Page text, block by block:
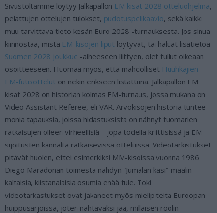
Sivustoltamme löytyy Jalkapallon EM kisat 2028 otteluohjelma,
pelattujen ottelujen tulokset, pudotuspelikaavio, sekä kaikki
muu tarvittava tieto kesän Euro 2028 -turnauksesta. Jos sinua
kiinnostaa, mistä EM-kisojen liput löytyvät, tai haluat lisätietoa
Suomen 2028 joukkue -aiheeseen liittyen, olet tullut oikeaan
osoitteeseen. Huomaa myös, että mahdolliset Huuhkajien
EM-futisottelut on nekin erikseen listattuna. Jalkapallon EM
kisat 2028 on historian kolmas EM-turnaus, jossa mukana on
Video Assistant Referee, eli VAR. Arvokisojen historia tuntee
monia tapauksia, joissa hidastuksista on nähnyt tuomarien
ratkaisujen olleen virheellisiä – jopa todella kriittisissä ja EM-
sijoitusten kannalta ratkaisevissa otteluissa. Videotarkistukset
pitävät huolen, ettei esimerkiksi MM-kisoissa vuonna 1986
Diego Maradonan toimesta nähdyn ”Jumalan käsi”-maalin
kaltaisia, kiistanalaisia osumia enää tule. Toki
videotarkastukset ovat jakaneet myös mielipiteitä Euroopan
huippusarjoissa, joten nähtäväksi jää, millaisen roolin